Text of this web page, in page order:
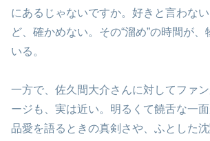
にあるじゃないですか。好きと言わな
ど、確かめない。その“溜め”の時間が
いる。
一方で、佐久間大介さんに対してファ
ージも、実は近い。明るくて饒舌な一
品愛を語るときの真剣さや、ふとした